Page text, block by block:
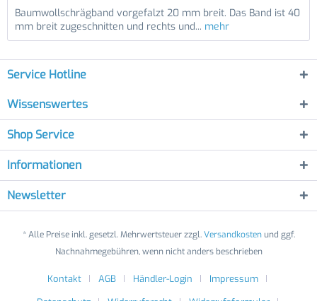
Baumwollschrägband vorgefalzt 20 mm breit. Das Band ist 40
mm breit zugeschnitten und rechts und... mehr
Service Hotline
Wissenswertes
Shop Service
Informationen
Newsletter
* Alle Preise inkl. gesetzl. Mehrwertsteuer zzgl.Versandkostenund ggf.
Nachnahmegebühren, wenn nicht anders beschrieben
Kontakt AGB Händler-Login
Impressum